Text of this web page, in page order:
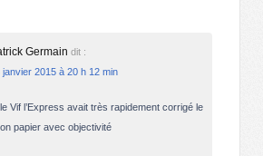
Germain dit :
janvier 2015 à 20 h 12 min
Vif l’Express avait très rapidement corrigé le
papier avec objectivité